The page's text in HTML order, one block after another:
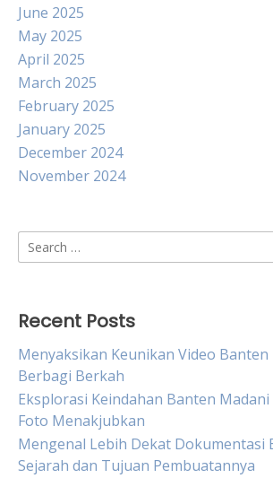
June 2025
May 2025
April 2025
March 2025
February 2025
January 2025
December 2024
November 2024
Search
for:
Recent Posts
Menyaksikan Keunikan Video
Berbagi Berkah
Eksplorasi Keindahan Banten
Foto Menakjubkan
Mengenal Lebih Dekat Dokumentasi
Sejarah dan Tujuan Pembuatannya